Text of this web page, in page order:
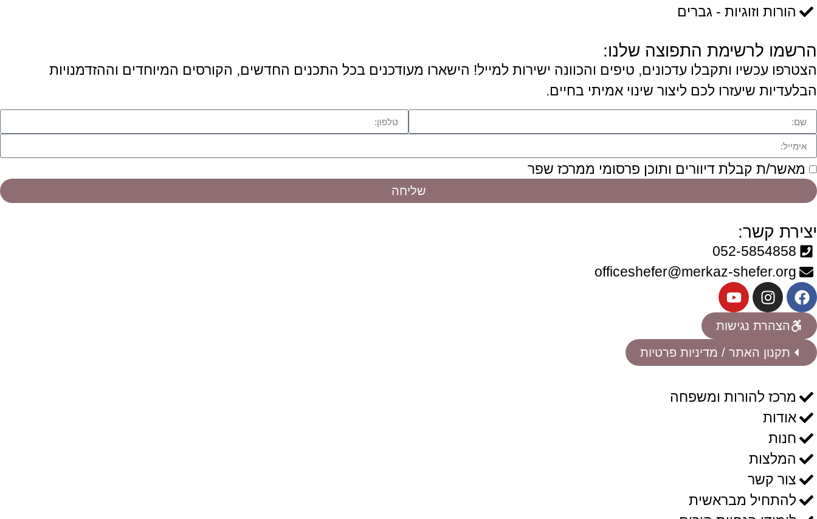
הורות וזוגיות - גברים
הרשמו לרשימת התפוצה שלנו:
הצטרפו עכשיו ותקבלו עדכונים, טיפים והכוונה ישירות למייל! הישארו מעודכנים בכל התכנים החדשים, הקורסים המיוחדים וההזדמנויות
הבלעדיות שיעזרו לכם ליצור שינוי אמיתי בחיים.
מאשר/ת קבלת דיוורים ותוכן פרסומי ממרכז שפר
שליחה
יצירת קשר:
052-5854858
officeshefer@merkaz-shefer.org
הצהרת נגישות
תקנון האתר / מדיניות פרטיות
מרכז להורות ומשפחה
אודות
חנות
המלצות
צור קשר
להתחיל מבראשית